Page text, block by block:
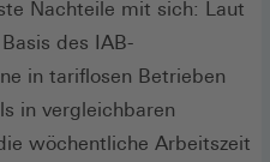
Nachteile mit sich: Laut
des IAB-
in tariflosen Betrieben
in vergleichbaren
wöchentliche Arbeitszeit